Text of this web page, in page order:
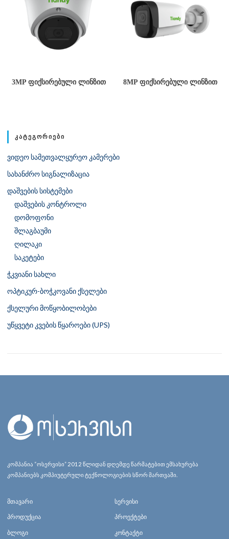
3MP ᲤᲘᲥᲡᲘᲠᲔᲑᲣᲚᲘ ᲚᲘᲜᲖᲘᲗ 8MP ᲤᲘᲥᲡᲘᲠᲔᲑᲣᲚᲘ ᲚᲘᲜᲖᲘᲗ
ᲙᲐᲢᲔᲒᲝᲠᲘᲔᲑᲘ
ვიდეო სამეთვალყურეო კამერები
სახანძრო სიგნალიზაცია
დაშვების სისტემები
დაშვების კონტროლი
დომოფონი
შლაგბაუმი
ღილაკი
საკეტები
ჭკვიანი სახლი
ოპტიკურ-ბოჭკოვანი ქსელები
ქსელური მოწყობილობები
უწყვეტი კვების წყაროები (UPS)
კომპანია “ოსერვისი” 2012 წლიდან დღემდე წარმატებით ემსახურება
კომპანიებს კომპიუტერული ტექნოლოგიების სწორ მართვაში.
მთავარი სერვისი
პროდუქცია პროექტები
ბლოგი კონტაქტი